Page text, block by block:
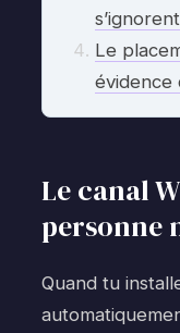
s’ignorent
Le
évidence
Le canal
personne
Quand tu